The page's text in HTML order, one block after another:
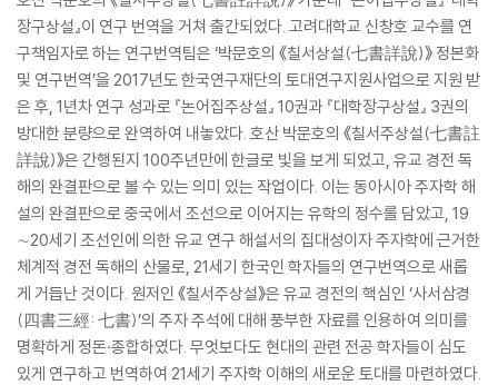
장구상설』이 연구 번역을 거쳐 출간되었다. 고려대학교 신창호 교수를 연
구책임자로 하는 연구번역팀은 ‘박문호의 《칠서상설(七書詳說)》 정본화
및 연구번역’을 2017년도 한국연구재단의 토대연구지원사업으로 지원 받
은 후, 1년차 연구 성과로 『논어집주상설』 10권과 『대학장구상설』 3권의
방대한 분량으로 완역하여 내놓았다. 호산 박문호의 《칠서주상설(七書註
詳說)》은 간행된지 100주년만에 한글로 빛을 보게 되었고, 유교 경전 독
해의 완결판으로 볼 수 있는 의미 있는 작업이다. 이는 동아시아 주자학 해
설의 완결판으로 중국에서 조선으로 이어지는 유학의 정수를 담았고, 19
∼20세기 조선인에 의한 유교 연구 해설서의 집대성이자 주자학에 근거한
체계적 경전 독해의 산물로, 21세기 한국인 학자들의 연구번역으로 새롭
게 거듭난 것이다. 원저인 《칠서주상설》은 유교 경전의 핵심인 ‘사서삼경
(四書三經: 七書)’의 주자 주석에 대해 풍부한 자료를 인용하여 의미를
명확하게 정돈·종합하였다. 무엇보다도 현대의 관련 전공 학자들이 심도
있게 연구하고 번역하여 21세기 주자학 이해의 새로운 토대를 마련하였다.